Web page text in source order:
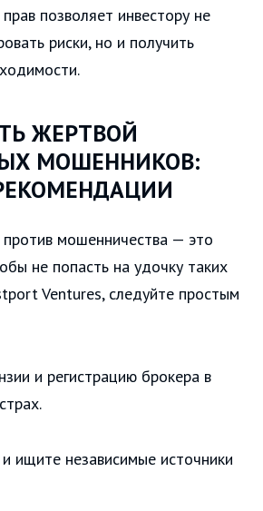
позволяет инвестору не
риски, но и получить
ЖЕРТВОЙ
МОШЕННИКОВ:
мошенничества — это
не попасть на удочку таких
Ventures, следуйте простым
и регистрацию брокера в
ищите независимые источники